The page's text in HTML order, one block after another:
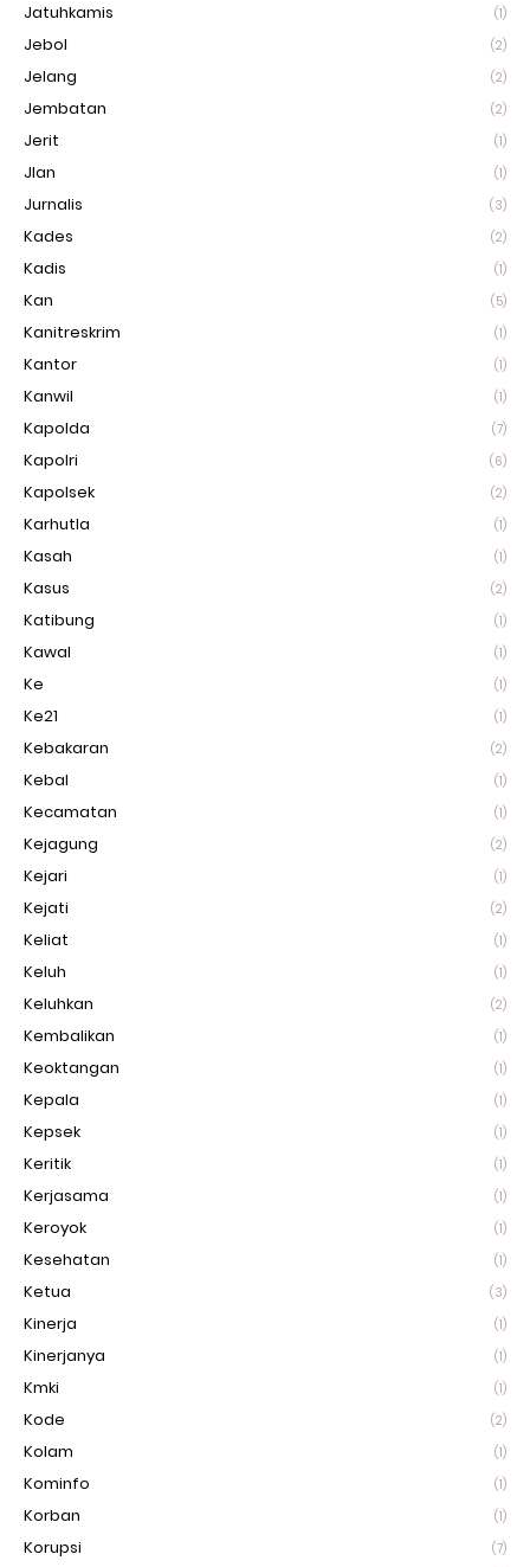
Jatuhkamis (1)
Jebol (2)
Jelang (2)
Jembatan (2)
Jerit (1)
Jlan (1)
Jurnalis (3)
Kades (2)
Kadis (1)
Kan (5)
Kanitreskrim (1)
Kantor (1)
Kanwil (1)
Kapolda (7)
Kapolri (6)
Kapolsek (2)
Karhutla (1)
Kasah (1)
Kasus (2)
Katibung (1)
Kawal (1)
Ke (1)
Ke21 (1)
Kebakaran (2)
Kebal (1)
Kecamatan (1)
Kejagung (2)
Kejari (1)
Kejati (2)
Keliat (1)
Keluh (1)
Keluhkan (2)
Kembalikan (1)
Keoktangan (1)
Kepala (1)
Kepsek (1)
Keritik (1)
Kerjasama (1)
Keroyok (1)
Kesehatan (1)
Ketua (3)
Kinerja (1)
Kinerjanya (1)
Kmki (1)
Kode (2)
Kolam (1)
Kominfo (1)
Korban (1)
Korupsi (7)